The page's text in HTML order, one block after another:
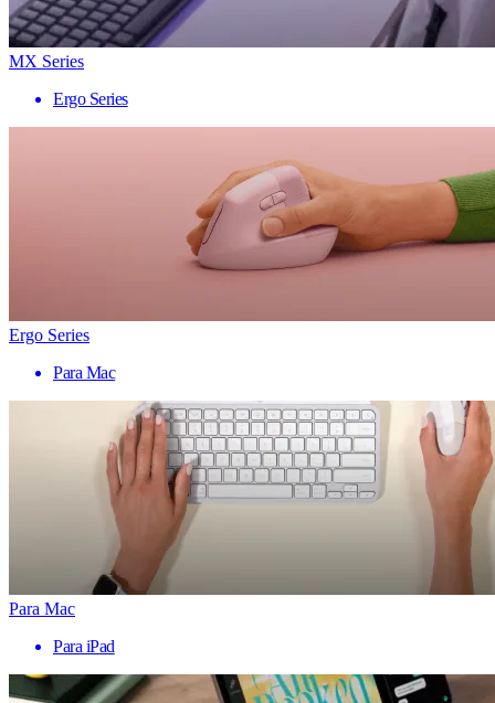
MX Series
Ergo Series
Ergo Series
Para Mac
Para Mac
Para iPad